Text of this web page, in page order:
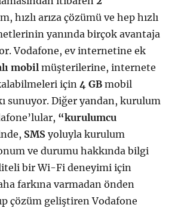
hızlı arıza çözümü ve hep hızlı
yanında birçok avantaja
Vodafone, ev internetine ek
mobil müşterilerine, internete
için4 GBmobil
sunuyor. Diğer yandan, kurulum
“kurulumcu
SMS yoluyla kurulum
ve durumu hakkında bilgi
bir Wi-Fi deneyimi için
farkına varmadan önden
çözüm geliştiren Vodafone